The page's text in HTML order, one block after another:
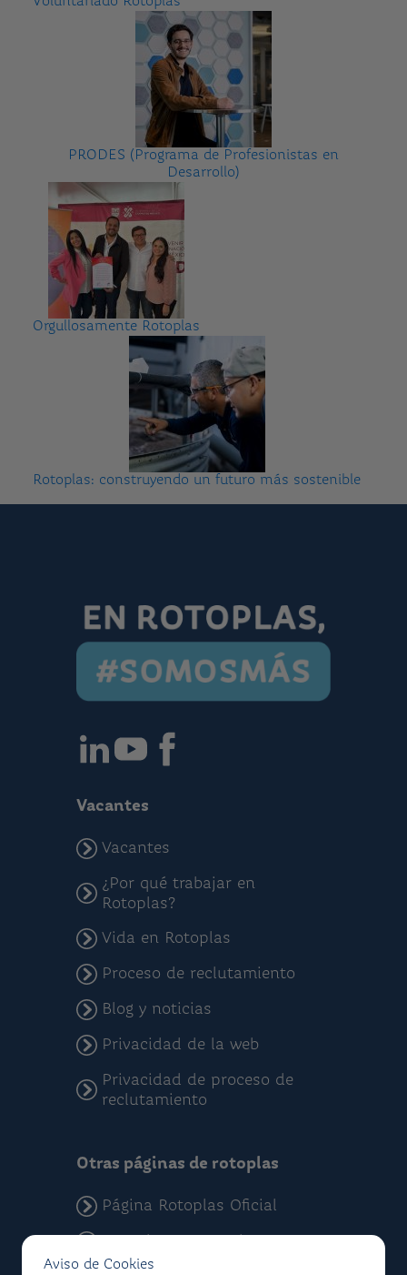
PRODES (Programa de Profesionistas en
Desarrollo)
Orgullosamente Rotoplas
Rotoplas: construyendo un futuro más sostenible
Vacantes
Vacantes
¿Por qué trabajar en
Rotoplas?
Vida en Rotoplas
Proceso de reclutamiento
Blog y noticias
Privacidad de la web
Privacidad de proceso de
reclutamiento
Otras páginas de rotoplas
Página Rotoplas Oficial
Aviso de Cookies